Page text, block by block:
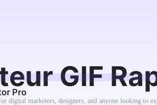
GIF
Pro
digital marketers, designers, and anyone looking to